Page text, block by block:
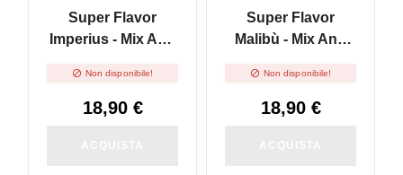
Super Flavor
Imperius - Mix And
 Non disponibile!
18,90 €
Super Flavor
Malibù - Mix And
 Non disponibile!
18,90 €